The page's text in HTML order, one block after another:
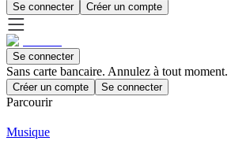
Se connecter Créer un compte
Se connecter
Sans carte bancaire. Annulez à tout moment.
Créer un compte Se connecter
Parcourir
Musique